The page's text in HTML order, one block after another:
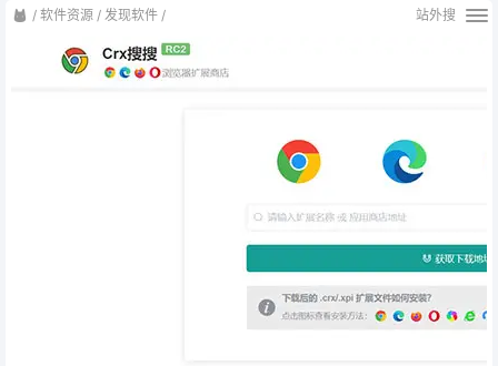
/ 软件资源 / 发现软件 / 站外搜